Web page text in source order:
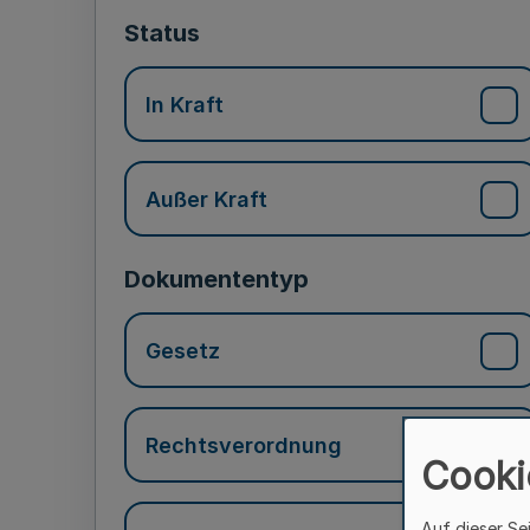
Status
In Kraft
Außer Kraft
Dokumententyp
Gesetz
Rechtsverordnung